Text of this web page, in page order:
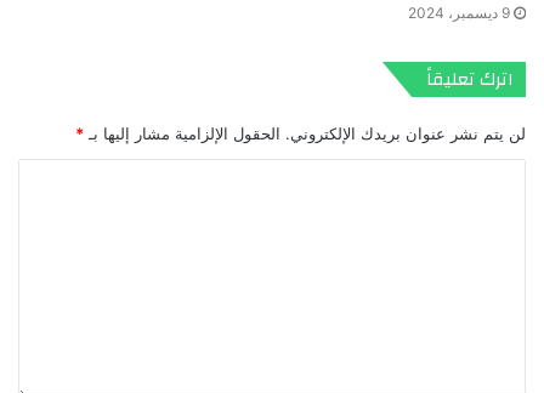
9 ديسمبر، 2024
اترك تعليقاً
لن يتم نشر عنوان بريدك الإلكتروني. الحقول الإلزامية مشار إليها بـ *